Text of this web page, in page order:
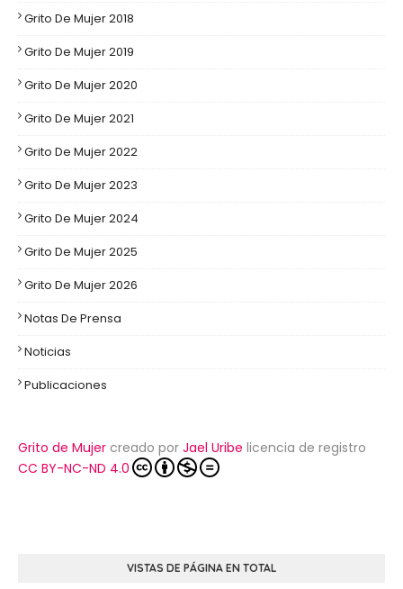
Grito De Mujer 2018
Grito De Mujer 2019
Grito De Mujer 2020
Grito De Mujer 2021
Grito De Mujer 2022
Grito De Mujer 2023
Grito De Mujer 2024
Grito De Mujer 2025
Grito De Mujer 2026
Notas De Prensa
Noticias
Publicaciones
Grito de Mujer creado por Jael Uribe licencia de registro
CC BY-NC-ND 4.0
VISTAS DE PÁGINA EN TOTAL